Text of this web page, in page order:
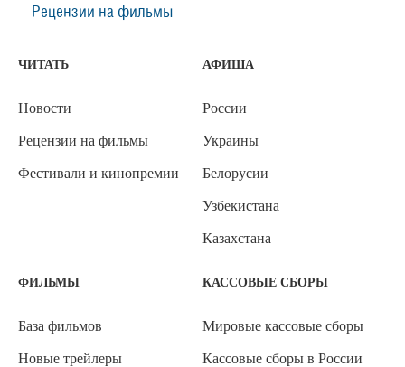
Рецензии на фильмы
ЧИТАТЬ
Новости
Рецензии на фильмы
Фестивали и кинопремии
АФИША
России
Украины
Белорусии
Узбекистана
Казахстана
ФИЛЬМЫ
База фильмов
Новые трейлеры
КАССОВЫЕ СБОРЫ
Мировые кассовые сборы
Кассовые сборы в России